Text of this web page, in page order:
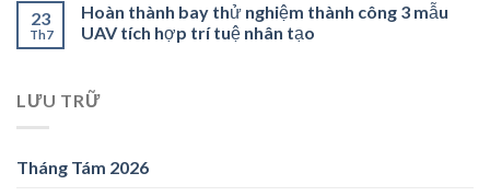
23
Th7
Hoàn thành bay thử nghiệm thành công 3 mẫu
UAV tích hợp trí tuệ nhân tạo
LƯU TRỮ
Tháng Tám 2026